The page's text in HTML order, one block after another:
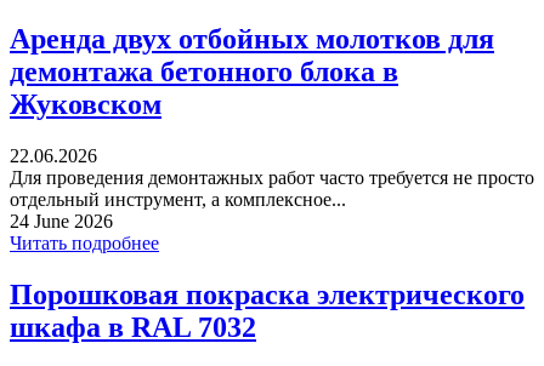
Аренда двух отбойных молотков для
демонтажа бетонного блока в
Жуковском
22.06.2026
Для проведения демонтажных работ часто требуется не просто
отдельный инструмент, а комплексное...
24 June 2026
Читать подробнее
Порошковая покраска электрического
шкафа в RAL 7032